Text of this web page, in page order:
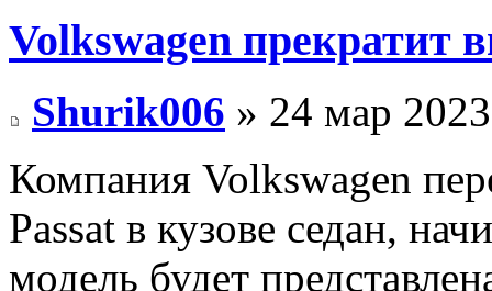
Volkswagen прекратит
Shurik006 » 24 мар
Компания Volkswagen
Passat в кузове седан,
модель будет